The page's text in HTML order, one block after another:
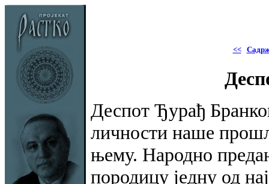
<<
Деспот Ђурађ
личности наше
њему. Народно
породицу једну од